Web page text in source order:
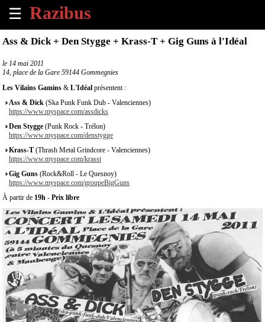
☰
×
Tous
évènements
à
venir
Annoncer
évènement
Contact
À
propos
Ass & Dick + Den Stygge + Krass-T + Gig Guns à l'Idéal
le 14 mai 2011
14, place de la Gare 59144 Gommegnies
Les Vilains Gamins & L'Idéal présentent :
Ass & Dick (Ska Punk Funk Dub - Valenciennes)
https://www.myspace.com/assdicks
Den Stygge (Punk Rock - Trélon)
https://www.myspace.com/denstygge
Krass-T (Thrash Metal Grindcore - Valenciennes)
https://www.myspace.com/krasst
Gig Guns (Rock&Roll - Le Quesnoy)
https://www.myspace.com/groupeBigGuns
À partir de 19h - Prix libre